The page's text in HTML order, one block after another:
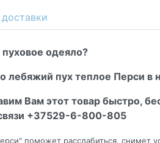
одеяло?
лебяжий пух теплое Перси в
Вам этот товар быстро,
+37529-6-800-805
поможет расслабиться, снимет